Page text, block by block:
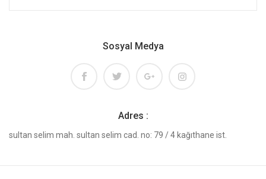
Sosyal Medya
Adres :
sultan selim mah. sultan selim cad. no: 79 / 4 kağıthane ist.